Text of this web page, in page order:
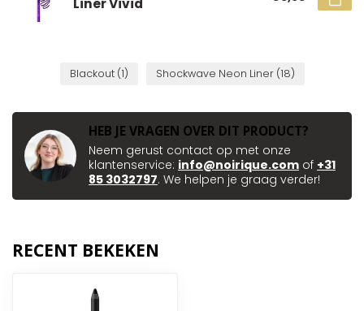
Blackout (1) Shockwave Neon Liner (18)
HEB JE VRAGEN OVER DIT PRODUCT?
Neem gerust contact op met onze
klantenservice: info@noirique.com of +31
85 3032797. We helpen je graag verder!
RECENT BEKEKEN